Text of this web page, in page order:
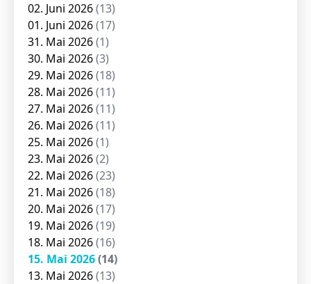
02. Juni 2026(13)
01. Juni 2026(17)
31. Mai 2026(1)
30. Mai 2026(3)
29. Mai 2026(18)
28. Mai 2026(11)
27. Mai 2026(11)
26. Mai 2026(11)
25. Mai 2026(1)
23. Mai 2026(2)
22. Mai 2026(23)
21. Mai 2026(18)
20. Mai 2026(17)
19. Mai 2026(19)
18. Mai 2026(16)
15. Mai 2026(14)
13. Mai 2026(13)